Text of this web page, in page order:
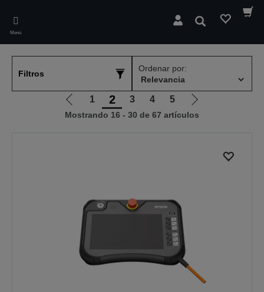
main
content
Menú
Buscar
Filtros
Ordenar por:
Ir
a
1 2 3 4 5
Ir
a
siguiente
Mostrando 16 - 30 de 67 artículos